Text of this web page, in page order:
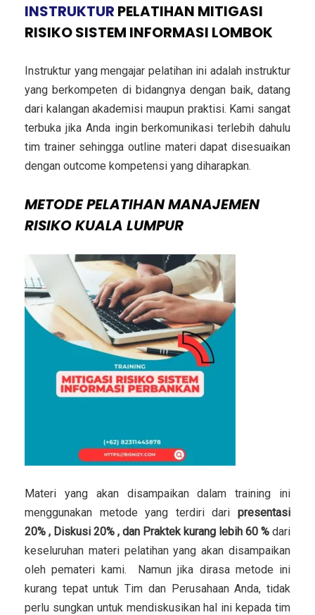
INSTRUKTUR PELATIHAN MITIGASI
RISIKO SISTEM INFORMASI LOMBOK
Instruktur yang mengajar pelatihan ini adalah instruktur
yang berkompeten di bidangnya dengan baik, datang
dari kalangan akademisi maupun praktisi. Kami sangat
terbuka jika Anda ingin berkomunikasi terlebih dahulu
tim trainer sehingga outline materi dapat disesuaikan
dengan outcome kompetensi yang diharapkan.
METODEPELATIHAN MANAJEMEN
RISIKO KUALA LUMPUR
Materi yang akan disampaikan dalam training ini
menggunakan metode yang terdiri dari presentasi
20% , Diskusi 20% , dan Praktek kurang lebih 60 % dari
keseluruhan materi pelatihan yang akan disampaikan
oleh pemateri kami. Namun jika dirasa metode ini
kurang tepat untuk Tim dan Perusahaan Anda, tidak
perlu sungkan untuk mendiskusikan hal ini kepada tim